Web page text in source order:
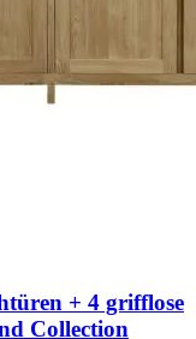
+ 4 grifflose
Collection